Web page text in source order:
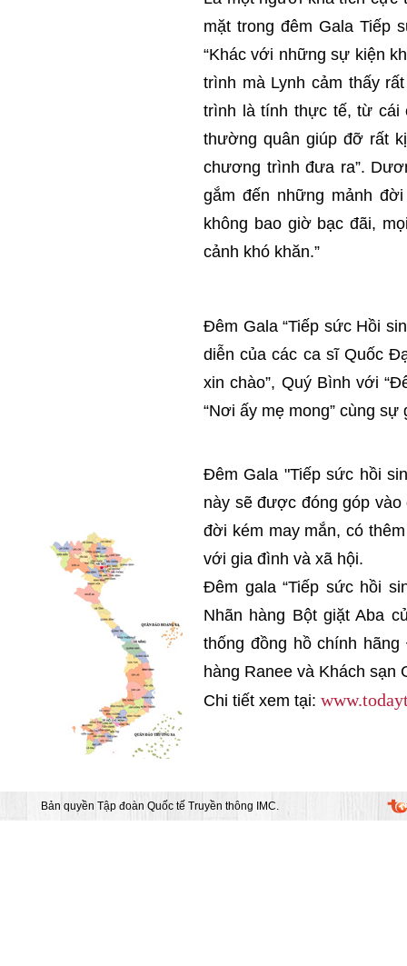
mặt trong đêm Gala Tiếp
“Khác với những sự kiện
trình mà Lynh cảm thấy
trình là tính thực tế, từ cái
thường quân giúp đỡ rất
chương trình đưa ra”.
gắm đến những mảnh
không bao giờ bạc đãi,
cảnh khó khăn.”
Đêm Gala “Tiếp sức Hồi
diễn của các ca sĩ Quốc
xin chào”, Quý Bình với
“Nơi ấy mẹ mong” cùng
Đêm Gala "Tiếp sức hồi
này sẽ được đóng góp vào
đời kém may mắn, có
với gia đình và xã hội.
Đêm gala “Tiếp sức hồi
Nhãn hàng Bột giặt Aba
thống đồng hồ chính
hàng Ranee và Khách sạn
Chi tiết xem tại:
Bản quyền Tập đoàn Quốc tế Truyền thông IMC.